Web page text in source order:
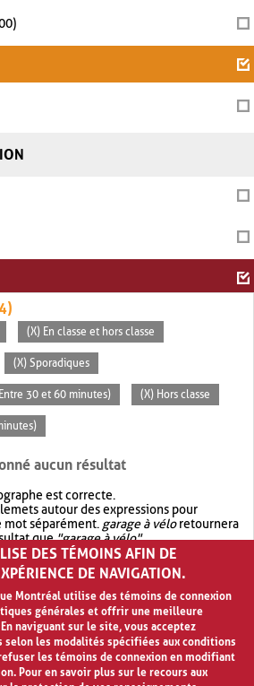
(X) En classe et hors classe
(X) Sporadiques
30 et 60 minutes) (X) Hors classe
aucun résultat
est correcte.
autour des expressions pour
mot séparément. garage à véloretournera
que"garage à vélo".
votre recherche avec OR.garage OR vélo
plus de résultat quegarage à vélo
DES TÉMOINS AFIN DE
DE NAVIGATION.
Montréal utilise des témoins de connexion
générales et offrir une meilleure
naviguant sur le site, vous acceptez
les modalités spécifiées aux conditions
les témoins de connexion en modifiant
Pour en savoir plus sur le recours aux